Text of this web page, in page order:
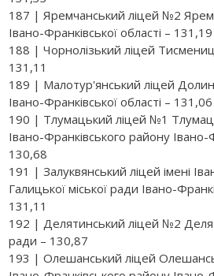
187 | Яремчанський ліцей №2
Івано-Франківської області – 131,19
188 | Чорнолізький ліцей
131,11
189 | Малотур'янський ліцей
Івано-Франківської області – 131,06
190 | Тлумацький ліцей №1
Івано-Франківського району Івано-
130,68
191 | Залуквянський ліцей імені
Галицької міської ради Івано-
131,11
192 | Делятинський ліцей №2
ради – 130,87
193 | Олешанський ліцей